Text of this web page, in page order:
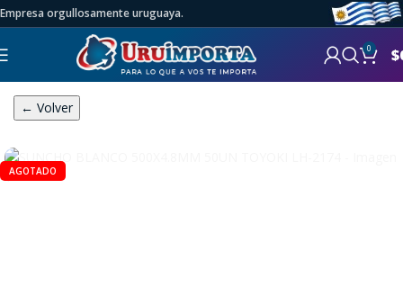
Empresa orgullosamente uruguaya.
0 $
← Volver
AGOTADO